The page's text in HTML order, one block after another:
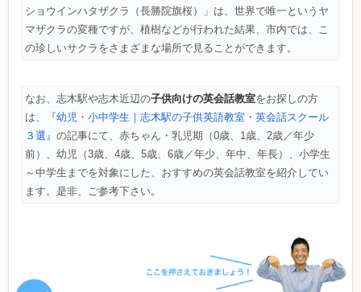
ショウインハタザクラ（長勝院旗桜）」は、世界で唯一というヤ
マザクラの変種ですが、植樹などが行われた結果、市内では、こ
の珍しいサクラをさまざまな場所で見ることができます。
なお、志木駅や志木近辺の子供向けの英会話教室をお探しの方
は、
『幼児・小中学生｜志木駅の子供英語教室・英会話スクール
３選』 の記事にて、赤ちゃん・乳児期（0歳、1歳、2歳／年少
前）、幼児（3歳、4歳、5歳、6歳／年少、年中、年長）、小学生
～中学生までを対象にした、おすすめの英会話教室を紹介してい
ます。是非、ご参考下さい。